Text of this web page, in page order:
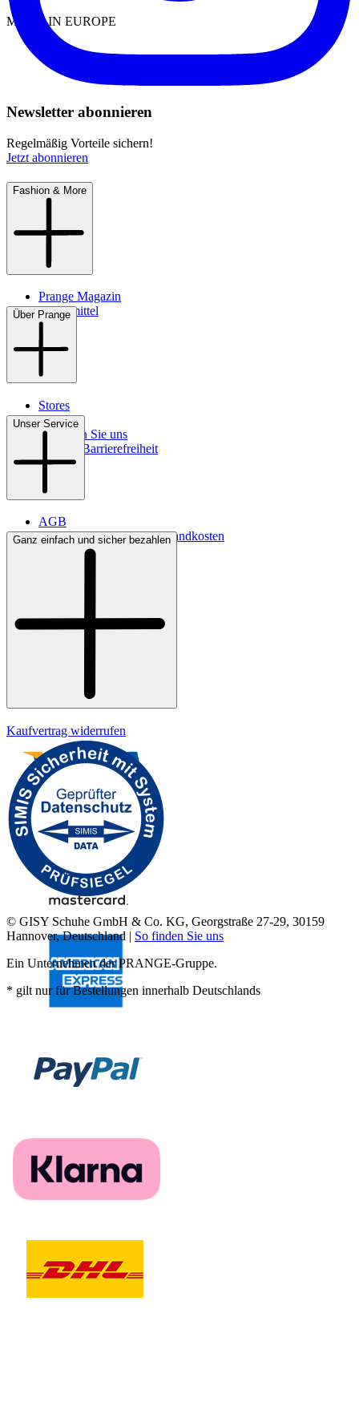
MADE IN EUROPE
Newsletter abonnieren
Regelmäßig Vorteile sichern!
Jetzt abonnieren
Fashion & More
Prange Magazin
Pflegemittel
Über Prange
Stores
Kontakt
So finden Sie uns
Digitale Barrierefreiheit
Unser Service
AGB
Lieferbedingungen & Versandkosten
Bezahlung
Ganz einfach und sicher bezahlen
Kaufvertrag widerrufen
© GISY Schuhe GmbH & Co. KG, Georgstraße 27-29, 30159
Hannover, Deutschland | So finden Sie uns
Ein Unternehmen der PRANGE-Gruppe.
* gilt nur für Bestellungen innerhalb Deutschlands